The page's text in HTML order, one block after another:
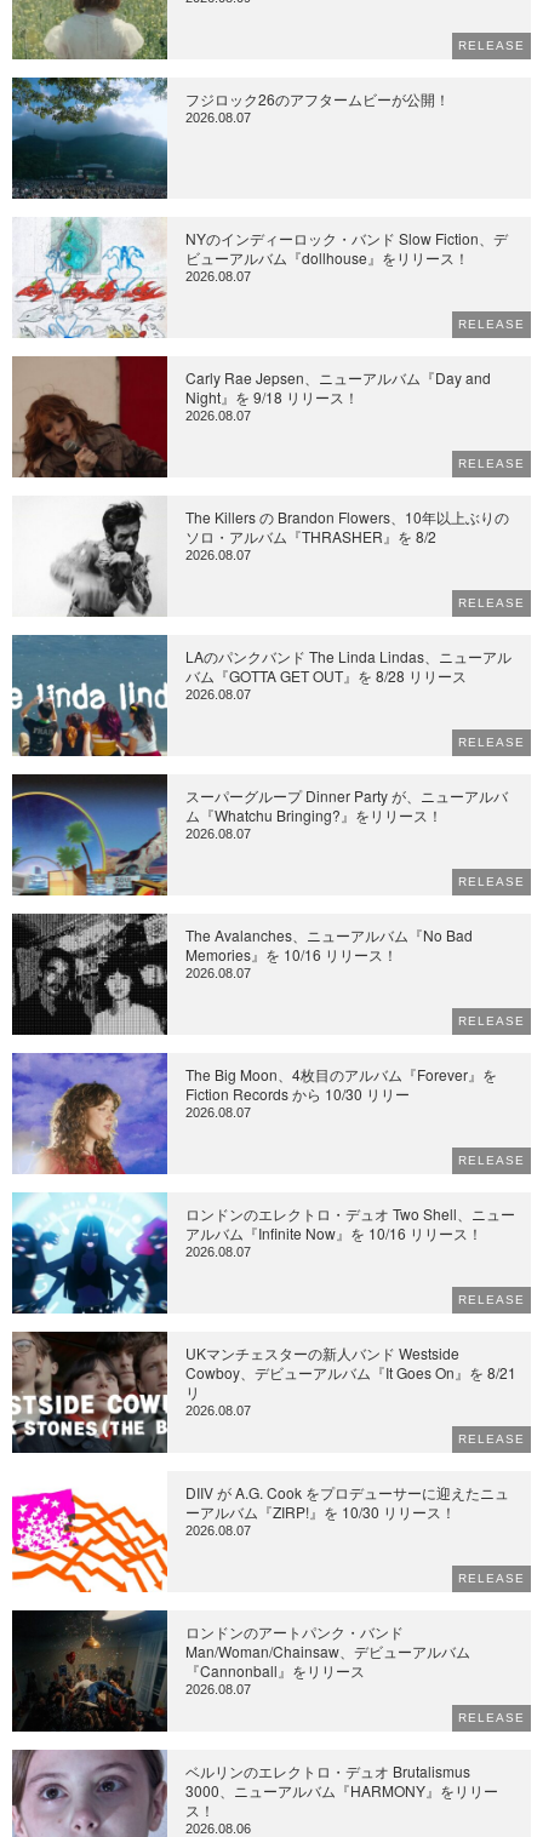
RELEASE
フジロック26のアフタームビーが公開！
2026.08.07
NYのインディーロック・バンド Slow Fiction、デ
ビューアルバム『dollhouse』をリリース！
2026.08.07
RELEASE
Carly Rae Jepsen、ニューアルバム『Day and
Night』を 9/18 リリース！
2026.08.07
RELEASE
The Killers の Brandon Flowers、10年以上ぶりの
ソロ・アルバム『THRASHER』を 8/2
2026.08.07
RELEASE
LAのパンクバンド The Linda Lindas、ニューアル
バム『GOTTA GET OUT』を 8/28 リリース
2026.08.07
RELEASE
スーパーグループ Dinner Party が、ニューアルバ
ム『Whatchu Bringing?』をリリース！
2026.08.07
RELEASE
The Avalanches、ニューアルバム『No Bad
Memories』を 10/16 リリース！
2026.08.07
RELEASE
The Big Moon、4枚目のアルバム『Forever』を
Fiction Records から 10/30 リリー
2026.08.07
RELEASE
ロンドンのエレクトロ・デュオ Two Shell、ニュー
アルバム『Infinite Now』を 10/16 リリース！
2026.08.07
RELEASE
UKマンチェスターの新人バンド Westside
Cowboy、デビューアルバム『It Goes On』を 8/21
リ
2026.08.07
RELEASE
DIIV が A.G. Cook をプロデューサーに迎えたニュ
ーアルバム『ZIRP!』を 10/30 リリース！
2026.08.07
RELEASE
ロンドンのアートパンク・バンド
Man/Woman/Chainsaw、デビューアルバム
『Cannonball』をリリース
2026.08.07
RELEASE
ベルリンのエレクトロ・デュオ Brutalismus
3000、ニューアルバム『HARMONY』をリリー
ス！
2026.08.06